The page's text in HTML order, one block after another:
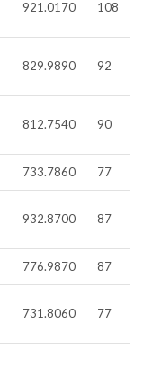
921.0170 108
829.9890 92
812.7540 90
733.7860 77
932.8700 87
776.9870 87
731.8060 77